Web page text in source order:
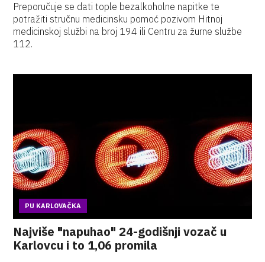
Preporučuje se dati tople bezalkoholne napitke te
potražiti stručnu medicinsku pomoć pozivom Hitnoj
medicinskoj službi na broj 194 ili Centru za žurne službe
112.
PU KARLOVAČKA
Najviše "napuhao" 24-godišnji vozač u
Karlovcu i to 1,06 promila